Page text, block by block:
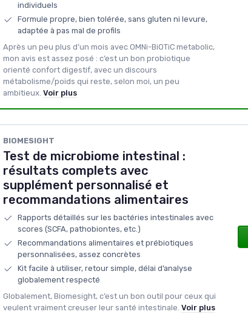
individuels
Formule propre, bien tolérée, sans gluten ni levure,
adaptée à pas mal de profils
Après un peu plus d’un mois avec OMNi-BiOTiC metabolic,
mon avis est assez posé : c’est un bon probiotique
orienté confort digestif, avec un discours
métabolisme/poids qui reste, selon moi, un peu
ambitieux. Voir plus
BIOMESIGHT
Test de microbiome intestinal :
résultats complets avec
supplément personnalisé et
recommandations alimentaires
Rapports détaillés sur les bactéries intestinales avec
scores (SCFA, pathobiontes, etc.)
Recommandations alimentaires et prébiotiques
personnalisées, assez concrètes
Kit facile à utiliser, retour simple, délai d’analyse
globalement respecté
Globalement, Biomesight, c’est un bon outil pour ceux qui
veulent vraiment creuser leur santé intestinale. Voir plus